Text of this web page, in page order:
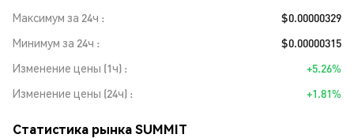
Максимум за 24ч
$0.00000329
Минимум за 24ч
$0.00000315
Изменение цены (1ч)
+5.26%
Изменение цены (24ч)
+1.81%
Статистика рынка SUMMIT